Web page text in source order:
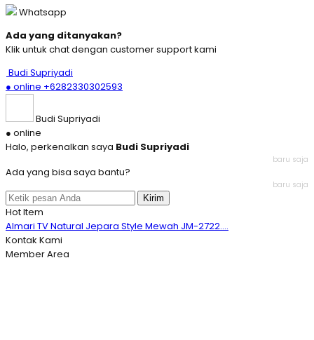
Whatsapp
Ada yang ditanyakan?
Klik untuk chat dengan customer support kami
Budi Supriyadi
● online +6282330302593
Budi Supriyadi
● online
Halo, perkenalkan saya Budi Supriyadi
baru saja
Ada yang bisa saya bantu?
baru saja
Kirim
Hot Item
Almari TV Natural Jepara Style Mewah JM-2722....
Model Meja Rias Modern Eropa Klasik Mewah JM-1978....
Jual Kursi Ruang Tamu Ukiran Mewah Klasik Jati JM-....
Kontak Kami
Member Area